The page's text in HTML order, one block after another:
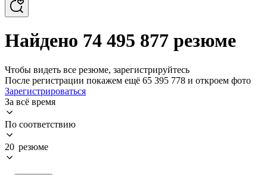
Найдено 74 495 877 резюме
Чтобы видеть все резюме, зарегистрируйтесь
После регистрации покажем ещё 65 395 778 и откроем фото
Зарегистрироваться
За всё время
По соответствию
20 резюме